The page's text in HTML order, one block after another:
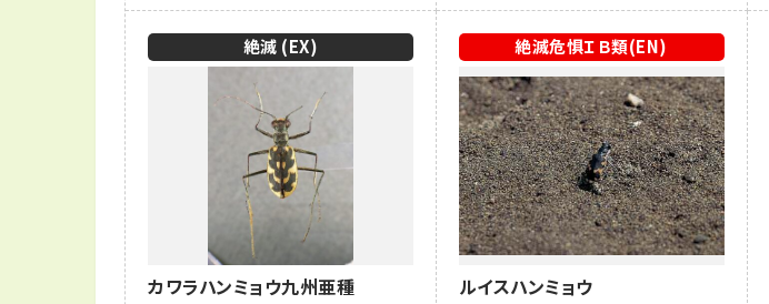
カワラハンミョウ九州亜種
絶滅 (EX)
ルイスハンミョウ
絶滅危惧ＩＢ類(EN)